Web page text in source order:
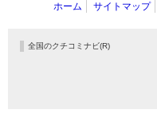
ホーム サイトマップ
全国のクチコミナビ(R)